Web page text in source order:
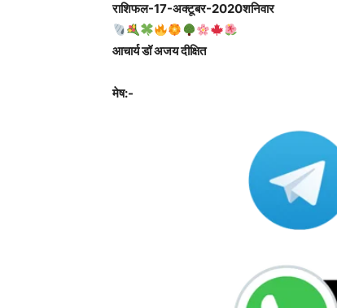
राशिफल-17-अक्टूबर-2020शनिवार
आचार्य डॉ अजय दीक्षित
मेष:-